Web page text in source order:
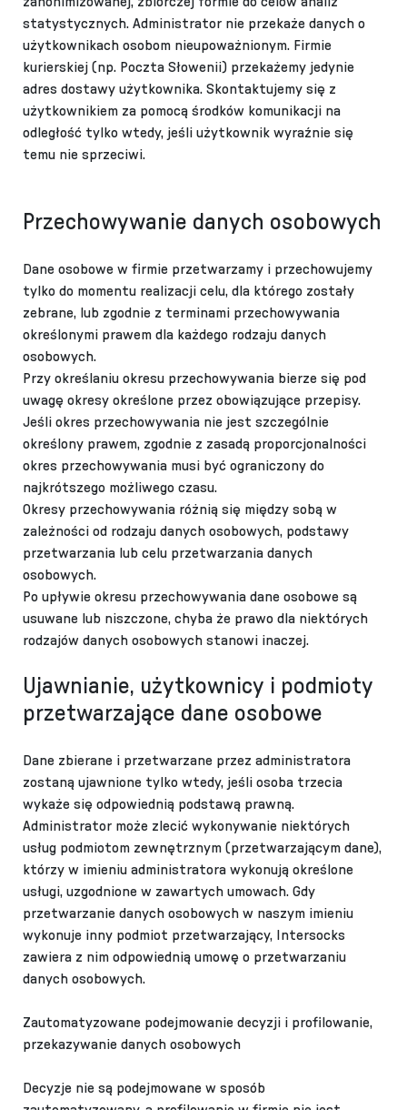
statystycznych. Administrator nie przekaże danych o
użytkownikach osobom nieupoważnionym. Firmie
kurierskiej (np. Poczta Słowenii) przekażemy jedynie
adres dostawy użytkownika. Skontaktujemy się z
użytkownikiem za pomocą środków komunikacji na
odległość tylko wtedy, jeśli użytkownik wyraźnie się
temu nie sprzeciwi.
Przechowywanie danych osobowych
Dane osobowe w firmie przetwarzamy i przechowujemy
tylko do momentu realizacji celu, dla którego zostały
zebrane, lub zgodnie z terminami przechowywania
określonymi prawem dla każdego rodzaju danych
osobowych.
Przy określaniu okresu przechowywania bierze się pod
uwagę okresy określone przez obowiązujące przepisy.
Jeśli okres przechowywania nie jest szczególnie
określony prawem, zgodnie z zasadą proporcjonalności
okres przechowywania musi być ograniczony do
najkrótszego możliwego czasu.
Okresy przechowywania różnią się między sobą w
zależności od rodzaju danych osobowych, podstawy
przetwarzania lub celu przetwarzania danych
osobowych.
Po upływie okresu przechowywania dane osobowe są
usuwane lub niszczone, chyba że prawo dla niektórych
rodzajów danych osobowych stanowi inaczej.
Ujawnianie, użytkownicy i podmioty
przetwarzające dane osobowe
Dane zbierane i przetwarzane przez administratora
zostaną ujawnione tylko wtedy, jeśli osoba trzecia
wykaże się odpowiednią podstawą prawną.
Administrator może zlecić wykonywanie niektórych
usług podmiotom zewnętrznym (przetwarzającym dane),
którzy w imieniu administratora wykonują określone
usługi, uzgodnione w zawartych umowach. Gdy
przetwarzanie danych osobowych w naszym imieniu
wykonuje inny podmiot przetwarzający, Intersocks
zawiera z nim odpowiednią umowę o przetwarzaniu
danych osobowych.
Zautomatyzowane podejmowanie decyzji i profilowanie,
przekazywanie danych osobowych
Decyzje nie są podejmowane w sposób